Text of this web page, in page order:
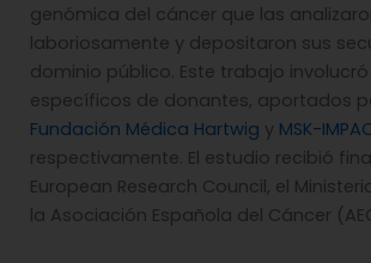
genómica del cáncer que las
laboriosamente y depositaron sus
dominio público. Este trabajo
específicos de donantes, aportados
Fundación Médica Hartwig y MSK-
respectivamente. El estudio recibió
European Research Council, el
la Asociación Española del Cáncer